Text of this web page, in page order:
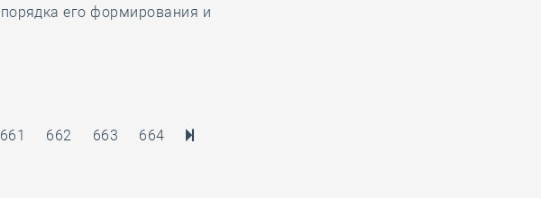
его формирования и
661 662 663 664